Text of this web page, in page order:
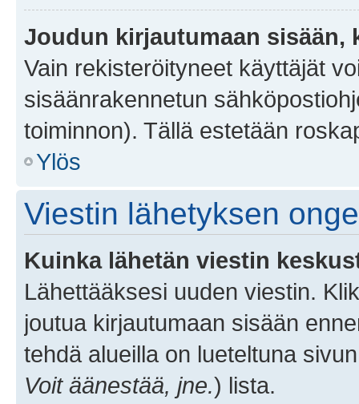
Joudun kirjautumaan sisään,
Vain rekisteröityneet käyttäjät
sisäänrakennetun
toiminnon). Tällä estetään
Ylös
Viestin lähetyksen
Kuinka lähetän viestin
Lähettääksesi uuden viestin.
joutua kirjautumaan sisään
tehdä alueilla on lueteltuna
Voit äänestää, jne.) lista.